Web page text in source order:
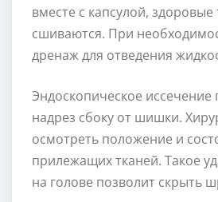
вместе с капсулой, здоровые
сшиваются. При
дренаж для отведения
Эндоскопическое иссечение
надрез сбоку от шишки.
осмотреть положение и
прилежащих тканей. Такое
на голове позволит скрыть